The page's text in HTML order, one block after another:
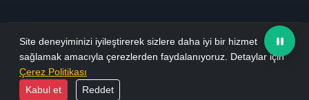
Gizlilik Politikası KVKK AydınlatmaÇerez PolitikasıRSS
© 2026 Ezine Pusula. Tüm hakları saklıdır.
Yazılım:
Site deneyiminizi iyileştirerek sizlere daha iyi bir hizmet
sağlamak amacıyla çerezlerden faydalanıyoruz. Detaylar için
Çerez Politikası
Kabul et
Reddet